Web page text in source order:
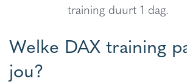
training duurt 1 dag.
Welke DAX training
jou?